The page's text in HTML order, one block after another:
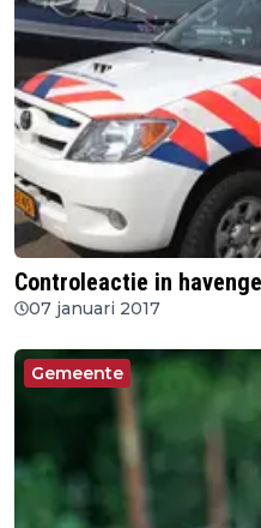
Controleactie in
07 januari 2017
Gemeente